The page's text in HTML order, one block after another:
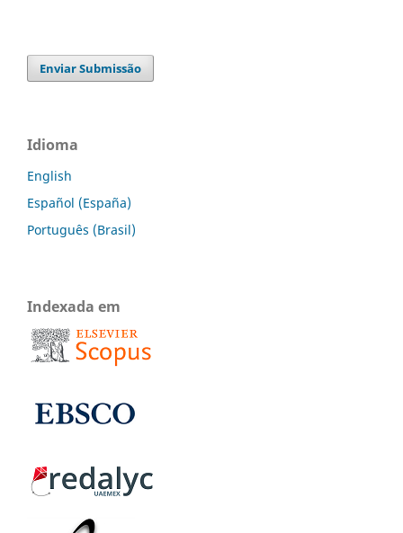
Enviar Submissão
Idioma
English
Español (España)
Português (Brasil)
Indexada em